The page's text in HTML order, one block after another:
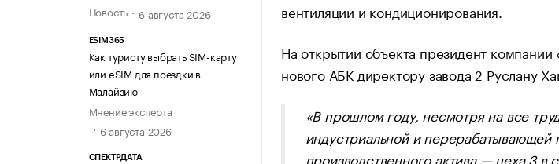
Новость
6 августа 2026
ESIM365
Как туристу выбрать SIM-карту
или eSIM для поездки в
Малайзию
Мнение эксперта
6 августа 2026
СПЕКТРДАТА
вентиляции и кондиционирования.
На открытии объекта президент
нового АБК директору завода 2 Руслану
«В прошлом году, несмотря на все
индустриальной и перерабатывающей
производственного актива — цеха 3